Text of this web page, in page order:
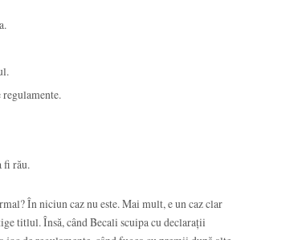
fi rău.
În niciun caz nu este. Mai mult, e un caz clar
titlul. Însă, când Becali scuipa cu declarații